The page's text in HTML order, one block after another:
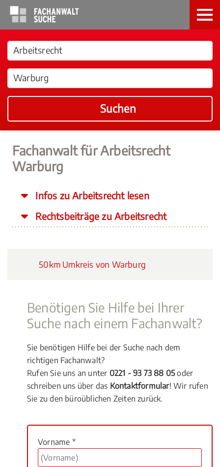
Suchen
Fachanwalt für Arbeitsrecht
Warburg
Infos zu Arbeitsrecht lesen
Rechtsbeiträge zu Arbeitsrecht
50km Umkreis von Warburg
Benötigen Sie Hilfe bei Ihrer
Suche nach einem Fachanwalt?
Sie benötigen Hilfe bei der Suche nach dem
richtigen Fachanwalt?
Rufen Sie uns an unter 0221 - 93 73 88 05oder
schreiben uns über das Kontaktformular! Wir rufen
Sie zu den büroüblichen Zeiten zurück.
Vorname *